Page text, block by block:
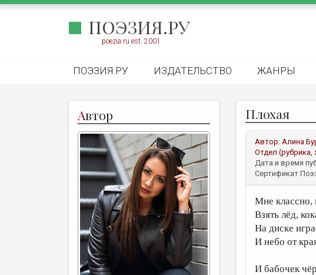
ПОЭЗИЯ.РУ
poezia.ru est. 2001
ПОЭЗИЯ.РУ ИЗДАТЕЛЬСТВО ЖАНРЫ
Автор Плохая
Автор: Алина
Отдел
Дата и время
Сертификат
Мне классно,
Взять лёд,
На диске
И небо от
И бабочек